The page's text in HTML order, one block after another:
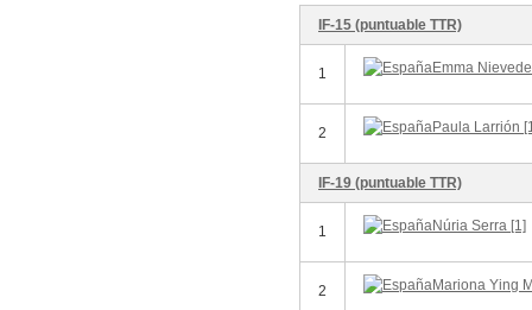
IF-15 (puntuable TTR)
1 Emma
2 Paula Larrión
IF-19 (puntuable TTR)
1 Núria Serra [1]
2 Mariona Ying